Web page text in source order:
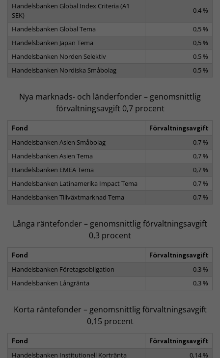
Handelsbanken Global Index Criteria (A1
SEK)
0,4 %
Handelsbanken Global Tema
0,5 %
Handelsbanken Japan Tema
0,5 %
Handelsbanken Norden Selektiv
0,5 %
Handelsbanken Nordiska Småbolag
0,5 %
Nya marknads- och länderfonder – genomsnittlig
förvaltningsavgift 0,7 procent
Fond
Förvaltningsavgift
Handelsbanken Asien Småbolag
0,7 %
Handelsbanken Asien Tema
0,7 %
Handelsbanken EMEA Tema
0,7 %
Handelsbanken Latinamerika Impact Tema
0,7 %
Handelsbanken Tillväxtmarknad Tema
0,7 %
Långa räntefonder – genomsnittlig förvaltningsavgift
0,3 procent
Fond
Förvaltningsavgift
Handelsbanken Företagsobligation
0,3 %
Handelsbanken Långränta
0,3 %
Korta räntefonder – genomsnittlig förvaltningsavgift
0,15 procent
Fond
Förvaltningsavgift
Handelsbanken Institutionell Kortränta
0,14 %